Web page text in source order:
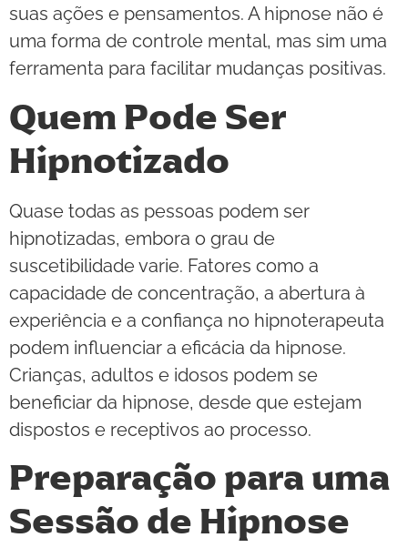
suas ações e pensamentos. A hipnose não é
uma forma de controle mental, mas sim uma
ferramenta para facilitar mudanças positivas.
Quem Pode Ser
Hipnotizado
Quase todas as pessoas podem ser
hipnotizadas, embora o grau de
suscetibilidade varie. Fatores como a
capacidade de concentração, a abertura à
experiência e a confiança no hipnoterapeuta
podem influenciar a eficácia da hipnose.
Crianças, adultos e idosos podem se
beneficiar da hipnose, desde que estejam
dispostos e receptivos ao processo.
Preparação para uma
Sessão de Hipnose